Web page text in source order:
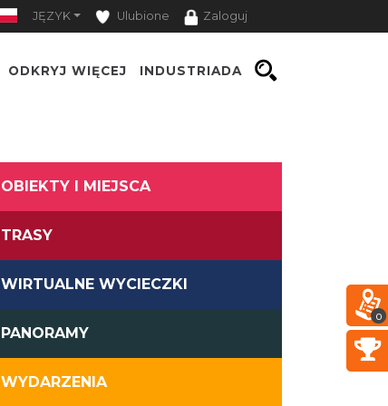
JĘZYK Ulubione Zaloguj
ODKRYJ WIĘCEJ INDUSTRIADA
OBIEKTY I MIEJSCA
TRASY
WIRTUALNE WYCIECZKI
PANORAMY
WYDARZENIA
0